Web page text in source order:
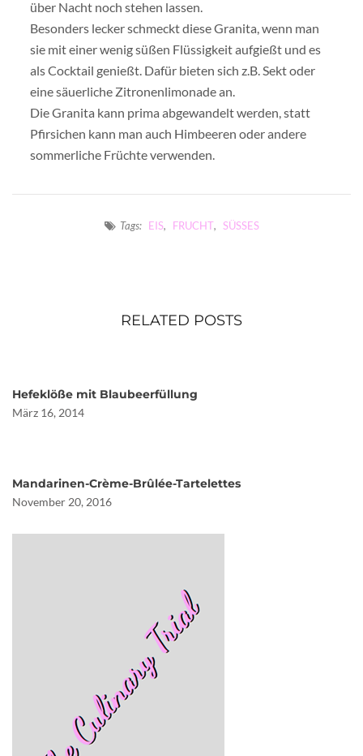
über Nacht noch stehen lassen.
Besonders lecker schmeckt diese Granita, wenn man
sie mit einer wenig süßen Flüssigkeit aufgießt und es
als Cocktail genießt. Dafür bieten sich z.B. Sekt oder
eine säuerliche Zitronenlimonade an.
Die Granita kann prima abgewandelt werden, statt
Pfirsichen kann man auch Himbeeren oder andere
sommerliche Früchte verwenden.
Tags: EIS, FRUCHT, SÜSSES
RELATED POSTS
Hefeklöße mit Blaubeerfüllung
März 16, 2014
Mandarinen-Crème-Brûlée-Tartelettes
November 20, 2016